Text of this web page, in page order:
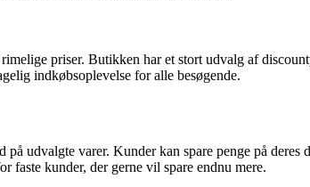
priser. Butikken har et stort udvalg af
indkøbsoplevelse for alle besøgende.
udvalgte varer. Kunder kan spare penge på
faste kunder, der gerne vil spare endnu mere.